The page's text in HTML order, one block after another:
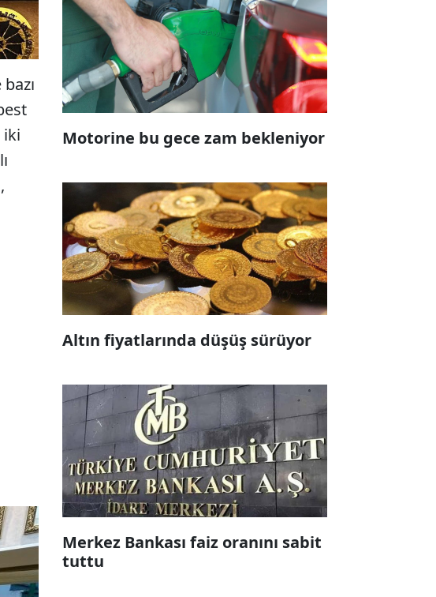
iki
Motorine bu gece zam bekleniyor
Altın fiyatlarında düşüş sürüyor
Merkez Bankası faiz oranını sabit
tuttu